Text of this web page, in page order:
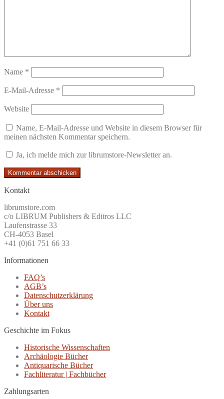
Name *
E-Mail-Adresse *
Website
Name, E-Mail-Adresse und Website in diesem Browser für
meinen nächsten Kommentar speichern.
Ja, ich melde mich zur librumstore-Newsletter an.
Kontakt
librumstore.com
c/o LIBRUM Publishers & Editros LLC
Laufenstrasse 33
CH-4053 Basel
+41 (0)61 751 66 33
Informationen
FAQ’s
AGB’s
Datenschutzerklärung
Über uns
Kontakt
Geschichte im Fokus
Historische Wissenschaften
Archäologie Bücher
Antiquarische Bücher
Fachliteratur | Fachbücher
Zahlungsarten